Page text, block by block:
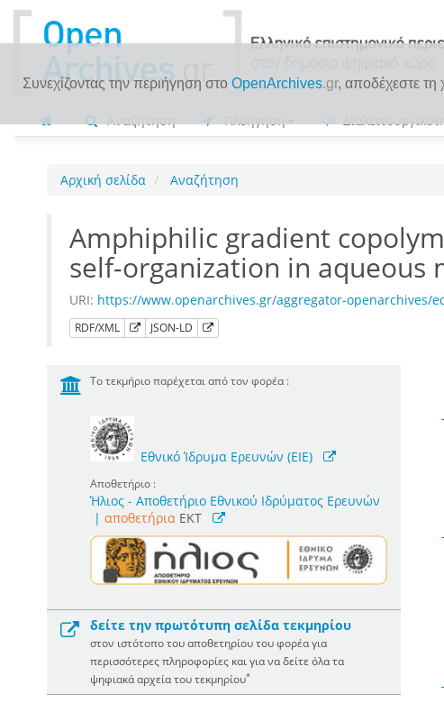
Συνεχίζοντας την περιήγηση στο OpenArchives.gr, αποδέχεστε
Αναζήτηση Πλοήγηση
Αρχική σελίδα Αναζήτηση
Amphiphilic gradient
self-organization in aqueous
URI: https://www.openarchives.gr/aggregator-openarchives/
RDF/XML JSON-LD
Το τεκμήριο παρέχεται από τον φορέα :
Εθνικό Ίδρυμα Ερευνών (ΕΙΕ)
Αποθετήριο :
Ήλιος - Αποθετήριο Εθνικού Ιδρύματος Ερευνών
| αποθετήρια EKT
δείτε την πρωτότυπη σελίδα τεκμηρίου
στον ιστότοπο του αποθετηρίου του φορέα για
περισσότερες πληροφορίες και για να δείτε όλα τα
ψηφιακά αρχεία του τεκμηρίου*